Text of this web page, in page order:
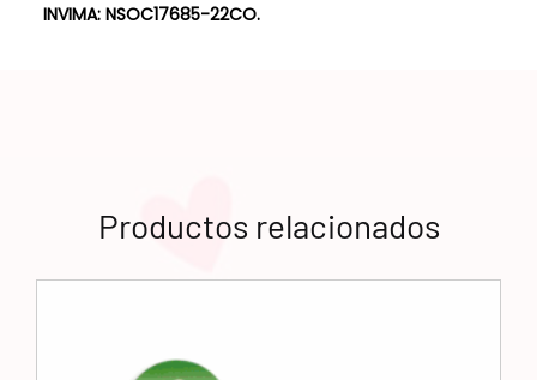
INVIMA: NSOC17685-22CO.
Productos relacionados